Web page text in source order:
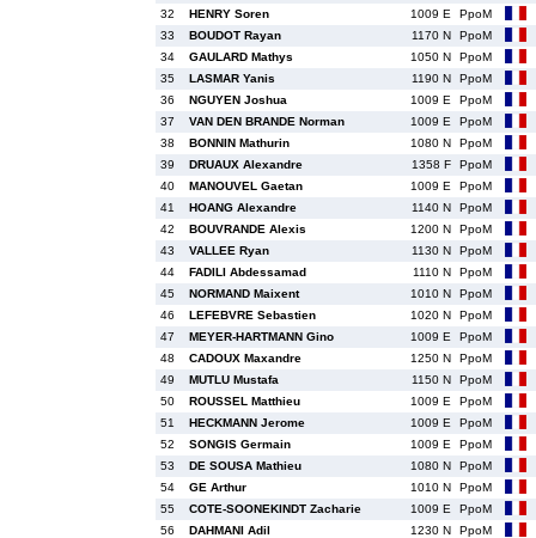
32
HENRY Soren 1009 E
PpoM
33
BOUDOT Rayan 1170 N
PpoM
34
GAULARD Mathys 1050 N
PpoM
35
LASMAR Yanis 1190 N
PpoM
36
NGUYEN Joshua 1009 E
PpoM
37
VAN DEN BRANDE Norman 1009 E
PpoM
38
BONNIN Mathurin 1080 N
PpoM
39
DRUAUX Alexandre 1358 F
PpoM
40
MANOUVEL Gaetan 1009 E
PpoM
41
HOANG Alexandre 1140 N
PpoM
42
BOUVRANDE Alexis 1200 N
PpoM
43
VALLEE Ryan 1130 N
PpoM
44
FADILI Abdessamad 1110 N
PpoM
45
NORMAND Maixent 1010 N
PpoM
46
LEFEBVRE Sebastien 1020 N
PpoM
47
MEYER-HARTMANN Gino 1009 E
PpoM
48
CADOUX Maxandre 1250 N
PpoM
49
MUTLU Mustafa 1150 N
PpoM
50
ROUSSEL Matthieu 1009 E
PpoM
51
HECKMANN Jerome 1009 E
PpoM
52
SONGIS Germain 1009 E
PpoM
53
DE SOUSA Mathieu 1080 N
PpoM
54
GE Arthur 1010 N
PpoM
55
COTE-SOONEKINDT Zacharie 1009 E
PpoM
56
DAHMANI Adil 1230 N
PpoM